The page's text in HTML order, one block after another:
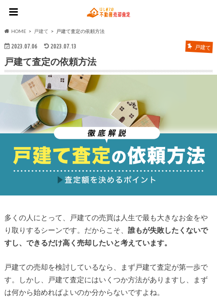
HOME 戸建て 戸建て査定の依頼方法
2023.07.06 2023.07.13 戸建て
戸建て査定の依頼方法
多くの人にとって、戸建ての売買は人生で最も大きなお金をや
り取りするシーンです。だからこそ、 誰もが失敗したくないで
すし、できるだけ高く売却したいと考えています。
戸建ての売却を検討しているなら、まず戸建て査定が第一歩で
す。しかし、戸建て査定にはいくつか方法がありますし、まず
は何から始めればよいのか分からないですよね。